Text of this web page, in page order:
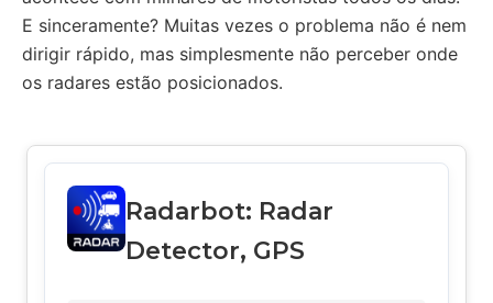
E sinceramente? Muitas vezes o problema não é nem
dirigir rápido, mas simplesmente não perceber onde
os radares estão posicionados.
Radarbot: Radar
Detector, GPS